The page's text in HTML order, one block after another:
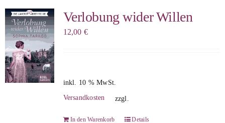
Verlobung wider Willen
12,00 €
inkl. 10 % MwSt.
zzgl.
Versandkosten
In den Warenkorb Details